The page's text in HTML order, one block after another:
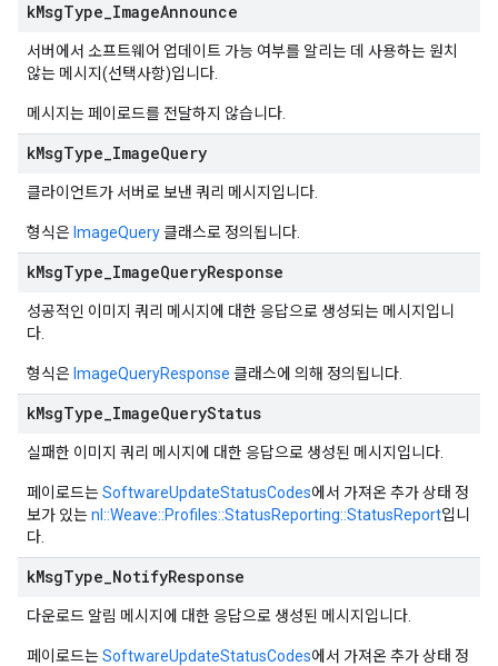
kMsgType ImageAnnounce
서버에서 소프트웨어 업데이트 가능 여부를 알리는 데 사용하는 원치
않는 메시지(선택사항)입니다.
메시지는 페이로드를 전달하지 않습니다.
kMsgType ImageQuery
클라이언트가 서버로 보낸 쿼리 메시지입니다.
형식은 ImageQuery클래스로 정의됩니다.
kMsgType ImageQueryResponse
성공적인 이미지 쿼리 메시지에 대한 응답으로 생성되는 메시지입니
다.
형식은 ImageQueryResponse 클래스에 의해 정의됩니다.
kMsgType ImageQueryStatus
실패한 이미지 쿼리 메시지에 대한 응답으로 생성된 메시지입니다.
페이로드는SoftwareUpdateStatusCodes에서 가져온 추가 상태 정
보가 있는nl::Weave::Profiles::StatusReporting::StatusReport입니
다.
kMsgType NotifyResponse
다운로드 알림 메시지에 대한 응답으로 생성된 메시지입니다.
페이로드는SoftwareUpdateStatusCodes에서 가져온 추가 상태 정